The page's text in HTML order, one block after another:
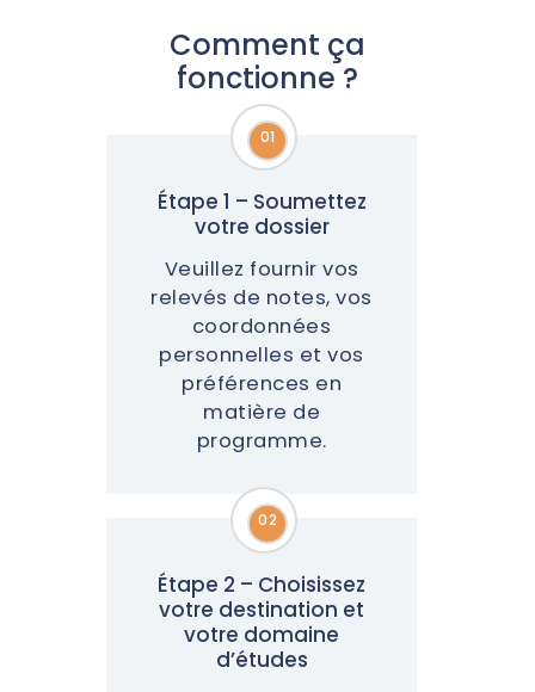
Comment ça
fonctionne ?
01
01
Étape 1 – Soumettez
votre dossier
Veuillez fournir vos
relevés de notes, vos
coordonnées
personnelles et vos
préférences en
matière de
programme.
02
02
Étape 2 – Choisissez
votre destination et
votre domaine
d’études